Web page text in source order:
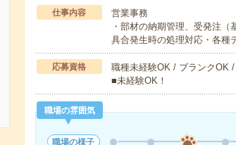
仕事内容
営業事務
・部材の納期管理、受発注
具合発生時の処理対応・各
応募資格
職種未経験OK / ブランクOK
■未経験OK！
職場の雰囲気
職場の様子